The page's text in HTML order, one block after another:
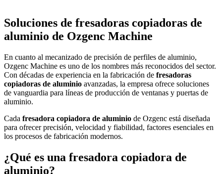
Soluciones de fresadoras copiadoras de
aluminio de Ozgenc Machine
En cuanto al mecanizado de precisión de perfiles de aluminio,
Ozgenc Machine es uno de los nombres más reconocidos del sector.
Con décadas de experiencia en la fabricación de fresadoras
copiadoras de aluminio avanzadas, la empresa ofrece soluciones
de vanguardia para líneas de producción de ventanas y puertas de
aluminio.
Cada fresadora copiadora de aluminio de Ozgenc está diseñada
para ofrecer precisión, velocidad y fiabilidad, factores esenciales en
los procesos de fabricación modernos.
¿Qué es una fresadora copiadora de
aluminio?